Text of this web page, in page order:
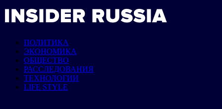
ПОЛИТИКА
ЭКОНОМИКА
ОБЩЕСТВО
РАССЛЕДОВАНИЯ
ТЕХНОЛОГИИ
LIFE STYLE